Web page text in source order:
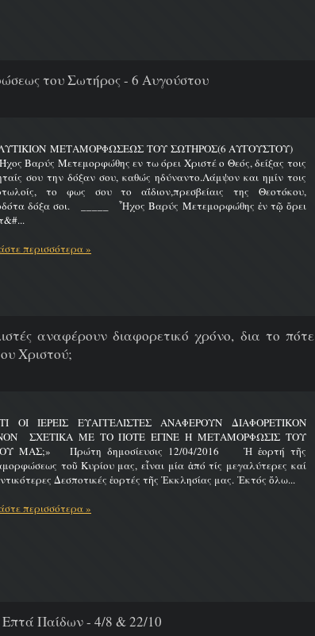
του Σωτήρος - 6 Αυγούστου
ΜΕΤΑΜΟΡΦΩΣΕΩΣ ΤΟΥ ΣΩΤΗΡΟΣ(6 ΑΥΓΟΥΣΤΟΥ)
Βαρύς Μετεμορφώθης εν τω όρει Χριστέ ο Θεός, δείξας τοις
σου την δόξαν σου, καθώς ηδύναντο.Λάμψον και ημίν τοις
το φως σου το αΐδιον,πρεσβείαις της Θεοτόκου,
δόξα σοι. _____ Ἦχος Βαρύς Μετεμορφώθης ἐν τῷ ὄρει
περισσότερα »
αναφέρουν διαφορετικό χρόνο, δια το πότε
Χριστού;
ΟΙ ΙΕΡΕΙΣ ΕΥΑΓΓΕΛΙΣΤΕΣ ΑΝΑΦΕΡΟΥΝ ΔΙΑΦΟΡΕΤΙΚΟΝ
ΣΧΕΤΙΚΑ ΜΕ ΤΟ ΠΟΤΕ ΕΓΙΝΕ Η ΜΕΤΑΜΟΡΦΩΣΙΣ ΤΟΥ
ΜΑΣ;» Πρώτη δημοσίευσις 12/04/2016 Ἡ ἑορτή τῆς
τοῦ Κυρίου μας, εἶναι μία ἀπό τίς μεγαλύτερες καί
Δεσποτικές ἑορτές τῆς Ἐκκλησίας μας. Ἐκτός ὅλω...
περισσότερα »
Παίδων - 4/8 & 22/10